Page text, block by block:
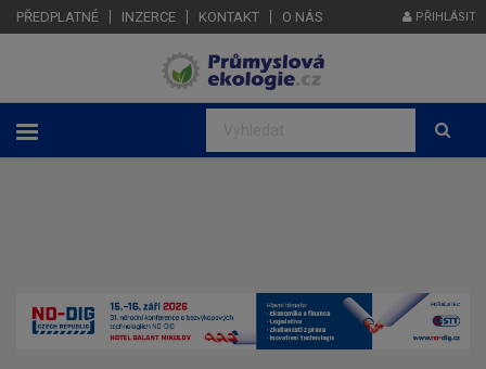
PŘEDPLATNÉ INZERCE KONTAKT O NÁS PŘIHLÁSIT